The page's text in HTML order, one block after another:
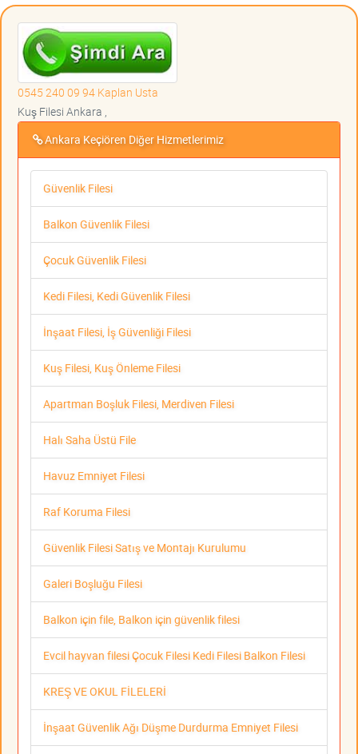
0545 240 09 94 Kaplan Usta
Kuş Filesi Ankara ,
Ankara Keçiören Diğer Hizmetlerimiz
Güvenlik Filesi
Balkon Güvenlik Filesi
Çocuk Güvenlik Filesi
Kedi Filesi, Kedi Güvenlik Filesi
İnşaat Filesi, İş Güvenliği Filesi
Kuş Filesi, Kuş Önleme Filesi
Apartman Boşluk Filesi, Merdiven Filesi
Halı Saha Üstü File
Havuz Emniyet Filesi
Raf Koruma Filesi
Güvenlik Filesi Satış ve Montajı Kurulumu
Galeri Boşluğu Filesi
Balkon için file, Balkon için güvenlik filesi
Evcil hayvan filesi Çocuk Filesi Kedi Filesi Balkon Filesi
KREŞ VE OKUL FİLELERİ
İnşaat Güvenlik Ağı Düşme Durdurma Emniyet Filesi